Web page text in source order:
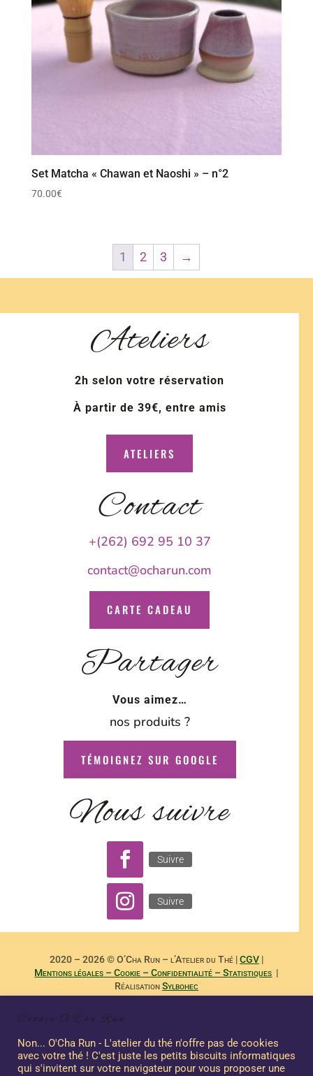
Set Matcha « Chawan et Naoshi » – n°2
70.00€
1 2 3 →
Ateliers
2h selon votre réservation
À partir de 39€, entre amis
ATELIERS
Contact
+(262) 692 95 10 37
contact@ocharun.com
CARTE CADEAU
Partager
Vous aimez…
nos produits ?
TÉMOIGNEZ SUR GOOGLE
Nous suivre
Suivre
Suivre
2020 – 2026 © O’Cha Run – l’Atelier du Thé |CGV|
Mentions légales – Cookie – Confidentialité – Statistiques |
RéalisationSylbohec
Photographies deNicole Boubee Photographe
Cookie O'Cha Run
Non... O'Cha Run - L'atelier du thé n'offre pas de cookies
avec votre thé ! C'est juste les petits biscuits informatiques
qui s'invitent sur votre navigateur pour vous proposer une